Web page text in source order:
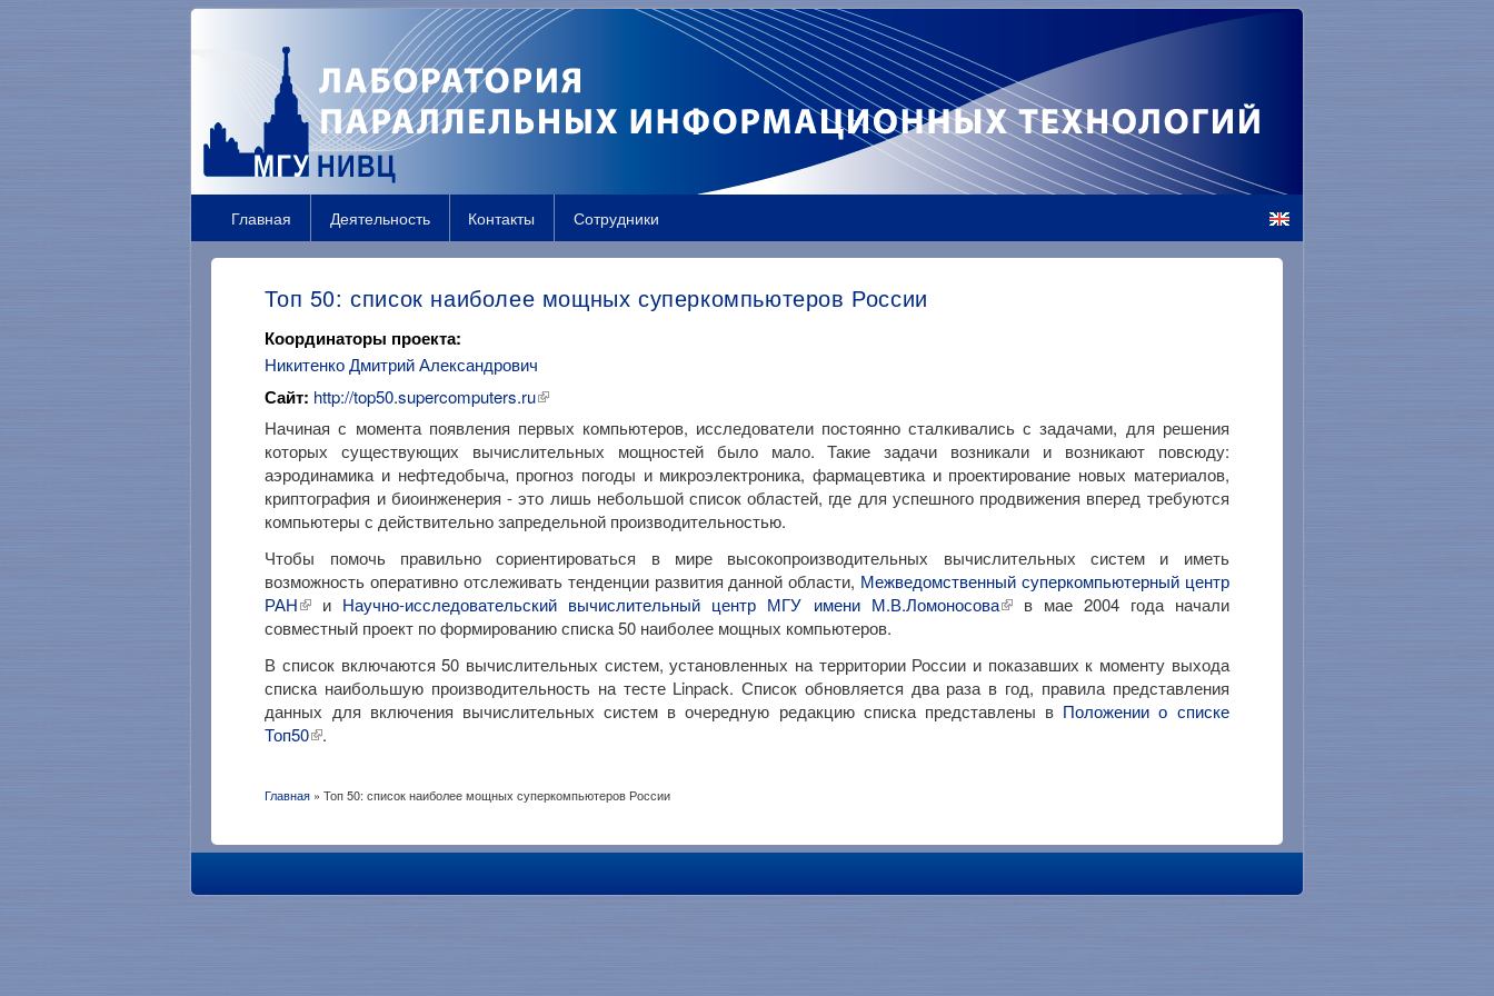
Главная Деятельность Контакты Сотрудники
Топ 50: список наиболее мощных суперкомпьютеров России
Координаторы проекта:
Никитенко Дмитрий Александрович
Сайт: http://top50.supercomputers.ru
Начиная с момента появления первых компьютеров, исследователи постоянно сталкивались с задачами, для решения
которых существующих вычислительных мощностей было мало. Такие задачи возникали и возникают повсюду:
аэродинамика и нефтедобыча, прогноз погоды и микроэлектроника, фармацевтика и проектирование новых материалов,
криптография и биоинженерия - это лишь небольшой список областей, где для успешного продвижения вперед требуются
компьютеры с действительно запредельной производительностью.
Чтобы помочь правильно сориентироваться в мире высокопроизводительных вычислительных систем и иметь
возможность оперативно отслеживать тенденции развития данной области, Межведомственный суперкомпьютерный центр
РАН
и Научно-исследовательский вычислительный центр МГУ имени М.В.Ломоносова в мае 2004 года начали
совместный проект по формированию списка 50 наиболее мощных компьютеров.
В список включаются 50 вычислительных систем, установленных на территории России и показавших к моменту выхода
списка наибольшую производительность на тесте Linpack. Список обновляется два раза в год, правила представления
данных для включения вычислительных систем в очередную редакцию списка представлены в Положении о списке
Топ50
.
Вы здесь
Главная » Топ 50: список наиболее мощных суперкомпьютеров России